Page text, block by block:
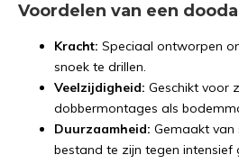
Voordelen van een
Kracht: Speciaal ontworpen
snoek te drillen.
Veelzijdigheid: Geschikt voor
dobbermontages als
Duurzaamheid: Gemaakt
bestand te zijn tegen intensief